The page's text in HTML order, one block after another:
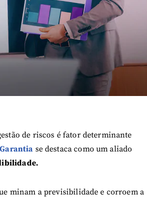
de riscos é fator determinante
se destaca como um aliado
minam a previsibilidade e corroem a